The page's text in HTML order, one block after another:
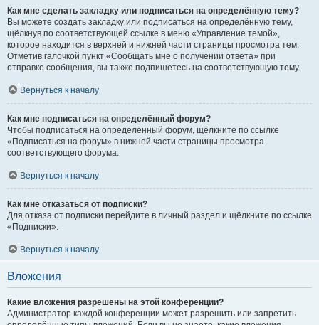
Как мне сделать закладку или подписаться на определённую тему?
Вы можете создать закладку или подписаться на определённую тему,
щёлкнув по соответствующей ссылке в меню «Управление темой»,
которое находится в верхней и нижней части страницы просмотра тем.
Отметив галочкой пункт «Сообщать мне о получении ответа» при
отправке сообщения, вы также подпишетесь на соответствующую тему.
Вернуться к началу
Как мне подписаться на определённый форум?
Чтобы подписаться на определённый форум, щёлкните по ссылке
«Подписаться на форум» в нижней части страницы просмотра
соответствующего форума.
Вернуться к началу
Как мне отказаться от подписки?
Для отказа от подписки перейдите в личный раздел и щёлкните по ссылке
«Подписки».
Вернуться к началу
Вложения
Какие вложения разрешены на этой конференции?
Администратор каждой конференции может разрешить или запретить